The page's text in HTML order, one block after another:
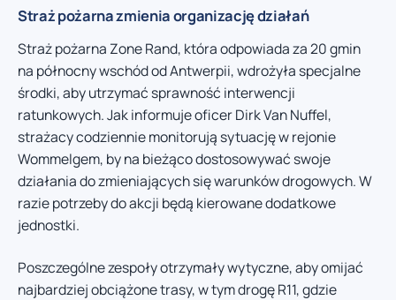
Straż pożarna zmienia organizację działań
Straż pożarna Zone Rand, która odpowiada za 20 gmin
na północny wschód od Antwerpii, wdrożyła specjalne
środki, aby utrzymać sprawność interwencji
ratunkowych. Jak informuje oficer Dirk Van Nuffel,
strażacy codziennie monitorują sytuację w rejonie
Wommelgem, by na bieżąco dostosowywać swoje
działania do zmieniających się warunków drogowych. W
razie potrzeby do akcji będą kierowane dodatkowe
jednostki.
Poszczególne zespoły otrzymały wytyczne, aby omijać
najbardziej obciążone trasy, w tym drogę R11, gdzie